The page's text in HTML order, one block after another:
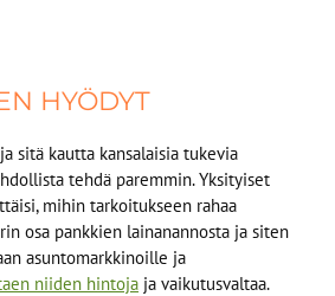
HYÖDYT
sitä kautta kansalaisia tukevia
tehdä paremmin. Yksityiset
mihin tarkoitukseen rahaa
osa pankkien lainanannosta ja siten
asuntomarkkinoille ja
niiden hintoja ja vaikutusvaltaa.